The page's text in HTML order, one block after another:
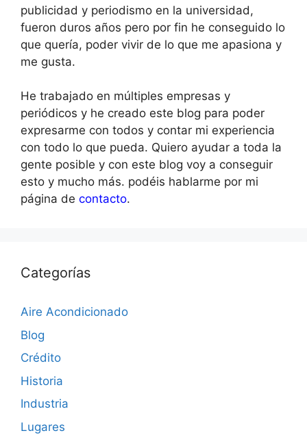
publicidad y periodismo en la universidad,
fueron duros años pero por fin he conseguido lo
que quería, poder vivir de lo que me apasiona y
me gusta.
He trabajado en múltiples empresas y
periódicos y he creado este blog para poder
expresarme con todos y contar mi experiencia
con todo lo que pueda. Quiero ayudar a toda la
gente posible y con este blog voy a conseguir
esto y mucho más. podéis hablarme por mi
página de contacto.
Categorías
Aire Acondicionado
Blog
Crédito
Historia
Industria
Lugares